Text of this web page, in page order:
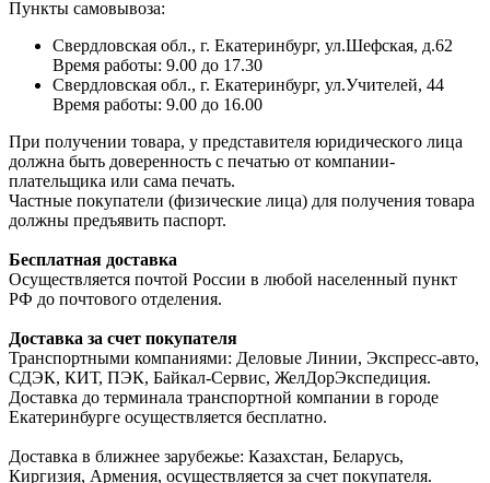
Пункты самовывоза:
Свердловская обл., г. Екатеринбург, ул.Шефская, д.62
Время работы: 9.00 до 17.30
Свердловская обл., г. Екатеринбург, ул.Учителей, 44
Время работы: 9.00 до 16.00
При получении товара, у представителя юридического лица
должна быть доверенность с печатью от компании-
плательщика или сама печать.
Частные покупатели (физические лица) для получения товара
должны предъявить паспорт.
Бесплатная доставка
Осуществляется почтой России в любой населенный пункт
РФ до почтового отделения.
Доставка за счет покупателя
Транспортными компаниями: Деловые Линии, Экспресс-авто,
СДЭК, КИТ, ПЭК, Байкал-Сервис, ЖелДорЭкспедиция.
Доставка до терминала транспортной компании в городе
Екатеринбурге осуществляется бесплатно.
Доставка в ближнее зарубежье: Казахстан, Беларусь,
Киргизия, Армения, осуществляется за счет покупателя.